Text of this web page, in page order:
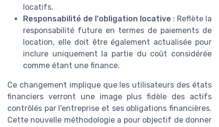
locatifs.
Responsabilité de l'obligation locative : Reflète la
responsabilité future en termes de paiements de
location, elle doit être également actualisée pour
inclure uniquement la partie du coût considérée
comme étant une finance.
Ce changement implique que les utilisateurs des états
financiers verront une image plus fidèle des actifs
contrôlés par l'entreprise et ses obligations financières.
Cette nouvelle méthodologie a pour objectif de donner